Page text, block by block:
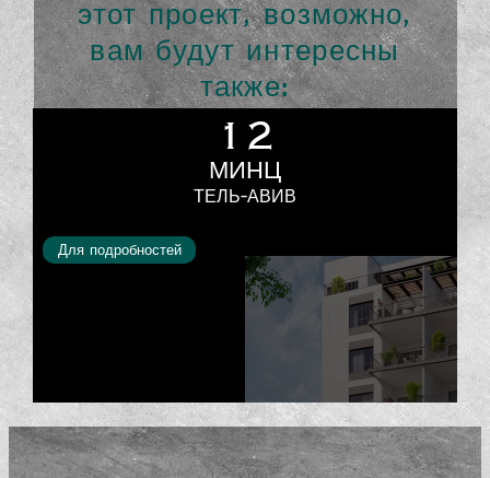
этот проект, возможно,
вам будут интересны
также:
12
МИНЦ
ТЕЛЬ-АВИВ
Для подробностей